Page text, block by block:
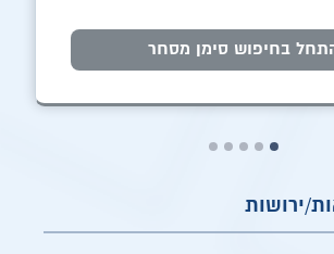
בחיפוש סימן מסחר
ירושות